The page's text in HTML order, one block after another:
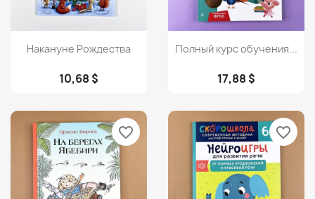
Просмотр
Накануне Рождества
10,68 $
Просмотр
Полный курс обучения...
17,88 $
favorite_border favorite_border